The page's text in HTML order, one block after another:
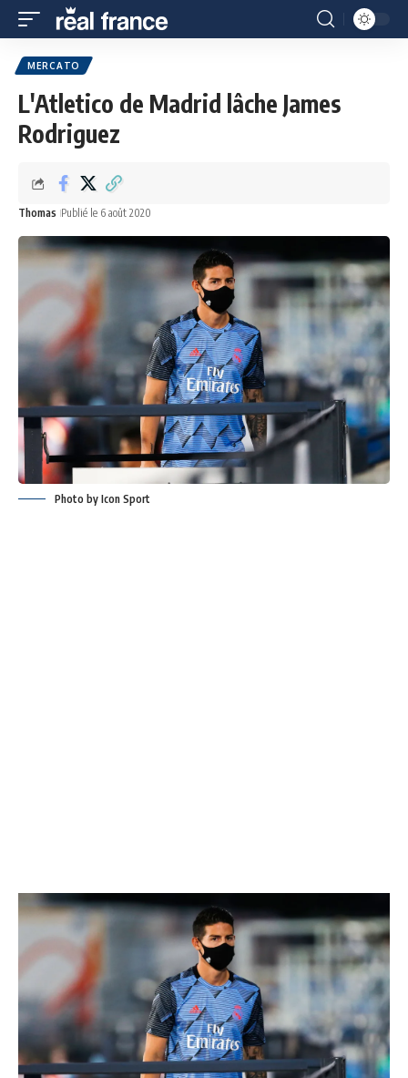
MERCATO
L'Atletico de Madrid lâche James
Rodriguez
Thomas Publié le 6 août 2020
Photo by Icon Sport